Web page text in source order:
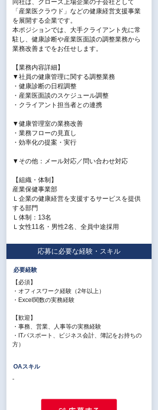
同社は、グロース上場企業の子会社として
「産業医クラウド」などの健康経営支援事業
を展開する企業です。
本ポジションでは、大手クライアント先に常
駐し、健康診断や産業医面談の調整業務から
業務改善までをお任せします。
【業務内容詳細】
▼社員の健康管理に関する調整業務
・健康診断の日程調整
・産業医面談のスケジュール調整
・クライアント担当者との連携
▼健康管理室の業務改善
・業務フローの見直し
・効率化の提案・実行
▼その他：メール対応／問い合わせ対応
【組織・体制】
産業保健事業部
Ｌ企業の健康経営を支援するサービスを提供
する部門
Ｌ体制：13名
Ｌ女性11名・男性2名、全員中途採用
応募に必要な経験・スキル
必要経験
【必須】
・オフィスワーク経験（2年以上）
・Excel関数の実務経験
【歓迎】
・事務、営業、人事等の実務経験
・ITパスポート、ビジネス会計、簿記をお持ちの
方）
OAスキル
-